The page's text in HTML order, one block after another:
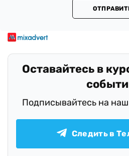
Оставайтесь в
Подписывайтесь на наш
Следить в